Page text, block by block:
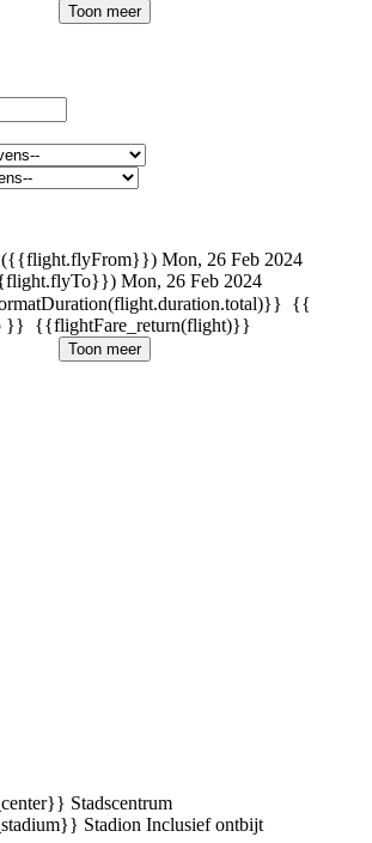
Toon meer
Mon, 26 Feb 2024
Mon, 26 Feb 2024
{{
}} {{flightFare_return(flight)}}
Toon meer
Stadscentrum
Stadion Inclusief ontbijt